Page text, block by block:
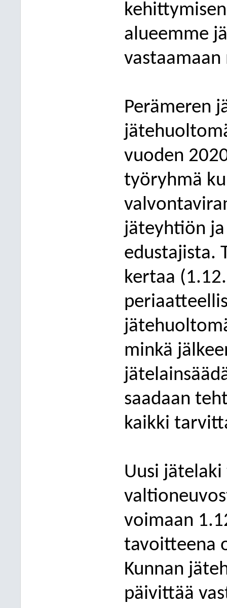
alueemme
Perämeren
vuoden
työryhmä
jäteyhtiön
edustajista.
kertaa
minkä
saadaan
kaikki
Uusi
voimaan
tavoitteena
Kunnan
päivittää